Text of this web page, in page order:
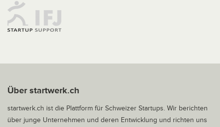
Über startwerk.ch
startwerk.ch ist die Plattform für Schweizer Startups. Wir berichten
über junge Unternehmen und deren Entwicklung und richten uns